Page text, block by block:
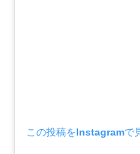
この投稿をInstagramで